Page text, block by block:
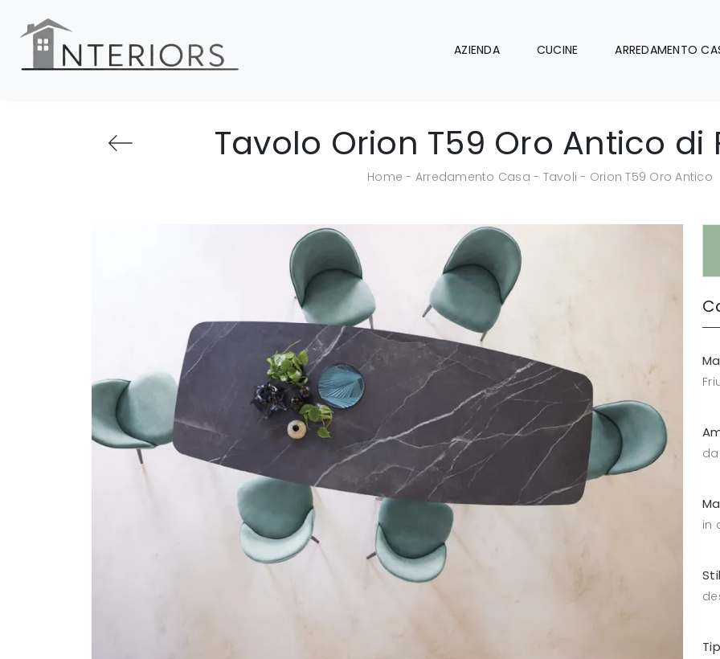
AZIENDA CUCINE ARREDAMENTO
Tavolo Orion T59 Oro Antico di
Home - Arredamento Casa - Tavoli - Orion T59 Oro Antico
in